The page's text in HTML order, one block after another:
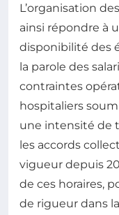
L’organisation
ainsi répondre à
disponibilité des
la parole des
contraintes
hospitaliers
une intensité de
les accords
vigueur depuis
de ces horaires,
de rigueur dans